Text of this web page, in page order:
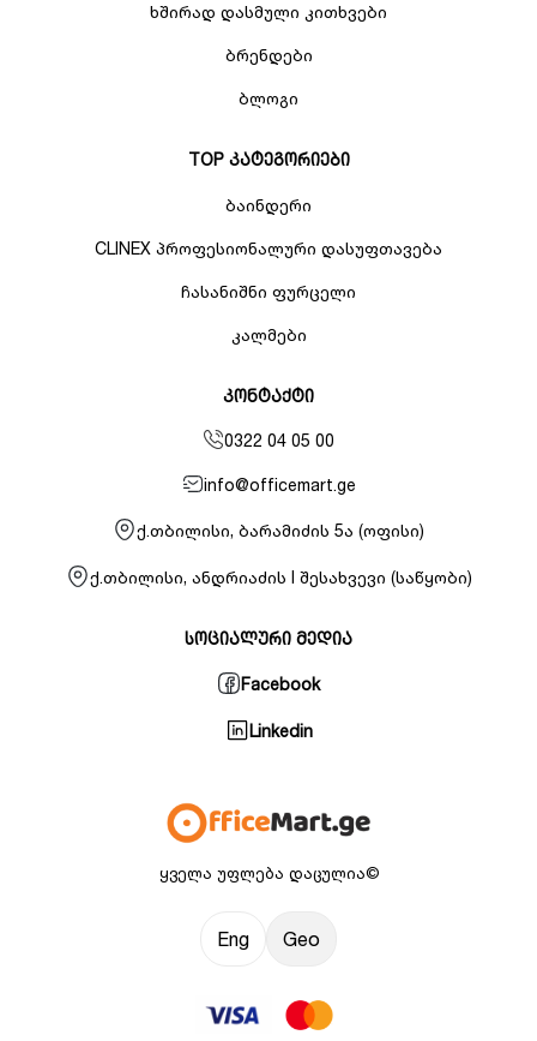
ყველა უფლება დაცულია©
Eng Geo
ხშირად დასმული კითხვები
ბრენდები
ბლოგი
TOP კატეგორიები
ბაინდერი
CLINEX პროფესიონალური დასუფთავება
ჩასანიშნი ფურცელი
კალმები
კონტაქტი
0322 04 05 00
info@officemart.ge
ქ.თბილისი, ბარამიძის 5ა (ოფისი)
ქ.თბილისი, ანდრიაძის I შესახვევი (საწყობი)
სოციალური მედია
Facebook
Linkedin